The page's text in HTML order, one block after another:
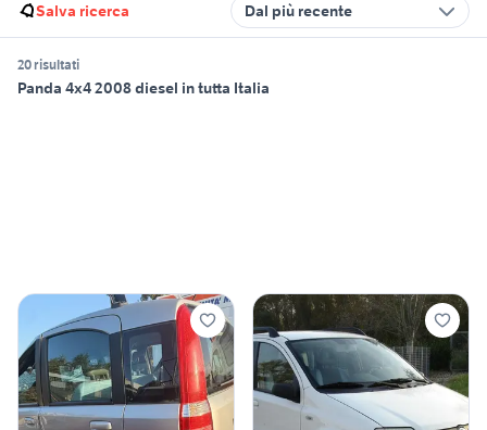
Salva ricerca Dal più recente
20 risultati
Panda 4x4 2008 diesel in tutta Italia